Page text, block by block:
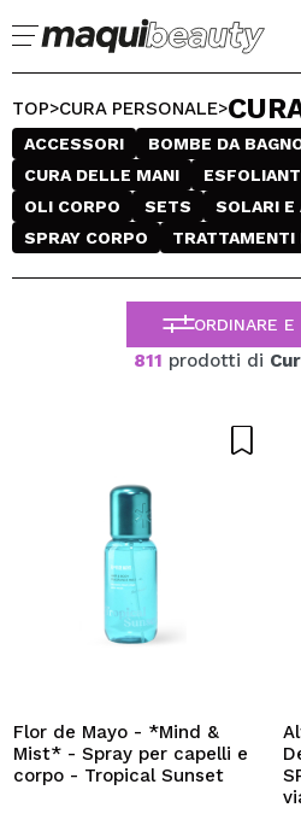
Sono già #maquilover, ho un
BENVENUTO!
Ha dimenticato la password?
Non ho un account qui
VOGLIO
Creando un account su
acquisti velocemente,
consultare le tue operazioni
CREARE UN
SELEZIONA LA
TOP>CURA PERSONALE>
ACCESSORI BOMBE DA
CURA DELLE MANI
OLI CORPO
SETS
SOLARI E
SPRAY CORPO
TRATTAMENTI
ORDINARE E
811 prodotti di
Flor de Mayo - *Mind &
Mist* - Spray per capelli e
corpo - Tropical Sunset